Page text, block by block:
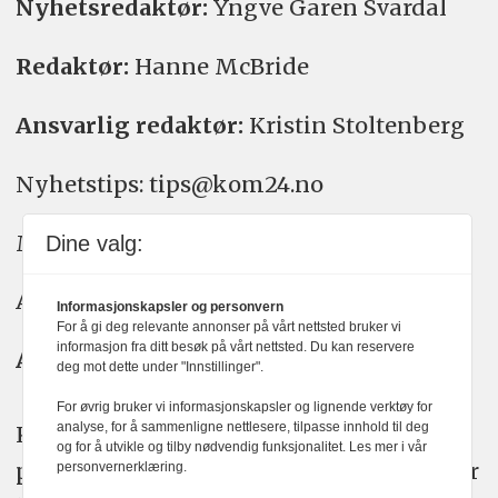
Nyhetsredaktør: Yngve Garen Svardal
Redaktør: Hanne McBride
Ansvarlig redaktør: Kristin Stoltenberg
Nyhetstips: tips@kom24.no
Meninger: meninger@kom24.no
Annonse: annonse@watchmedia.no
Abonnement:kom24@watchmedia.no
KOM24 arbeider etter Vær Varsom-
plakatens regler for god presseskikk. Her
Dine valg:
Informasjonskapsler og personvern
For å gi deg relevante annonser på vårt nettsted bruker vi
informasjon fra ditt besøk på vårt nettsted. Du kan reservere
deg mot dette under "Innstillinger".
For øvrig bruker vi informasjonskapsler og lignende verktøy for
analyse, for å sammenligne nettlesere, tilpasse innhold til deg
og for å utvikle og tilby nødvendig funksjonalitet. Les mer i vår
personvernerklæring.